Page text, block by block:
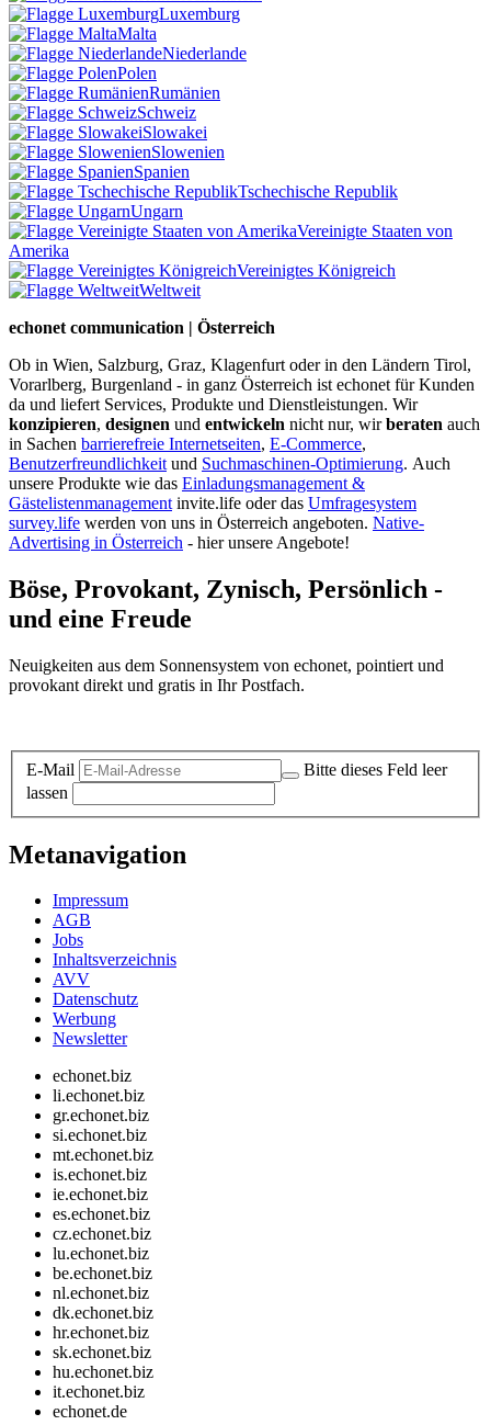
Luxemburg
Malta
Niederlande
Polen
Rumänien
Schweiz
Slowakei
Slowenien
Spanien
Tschechische Republik
Ungarn
Vereinigte Staaten von
Amerika
Vereinigtes Königreich
Weltweit
echonet communication | Österreich
Ob in Wien, Salzburg, Graz, Klagenfurt oder in den Ländern Tirol,
Vorarlberg, Burgenland - in ganz Österreich ist echonet für Kunden
da und liefert Services, Produkte und Dienstleistungen. Wir
konzipieren, designen und entwickeln nicht nur, wirberaten auch
in Sachen barrierefreie Internetseiten, E-Commerce,
Benutzerfreundlichkeit und Suchmaschinen-Optimierung. Auch
unsere Produkte wie das Einladungsmanagement &
Gästelistenmanagement invite.life oder das Umfragesystem
survey.life werden von uns in Österreich angeboten. Native-
Advertising in Österreich - hier unsere Angebote!
Böse, Provokant, Zynisch, Persönlich -
und eine Freude
Neuigkeiten aus dem Sonnensystem von echonet, pointiert und
provokant direkt und gratis in Ihr Postfach.
E-Mail
Bitte dieses Feld leer
lassen
Metanavigation
Impressum
AGB
Jobs
Inhaltsverzeichnis
AVV
Datenschutz
Werbung
Newsletter
echonet.biz
li.echonet.biz
gr.echonet.biz
si.echonet.biz
mt.echonet.biz
is.echonet.biz
ie.echonet.biz
es.echonet.biz
cz.echonet.biz
lu.echonet.biz
be.echonet.biz
nl.echonet.biz
dk.echonet.biz
hr.echonet.biz
sk.echonet.biz
hu.echonet.biz
it.echonet.biz
echonet.de